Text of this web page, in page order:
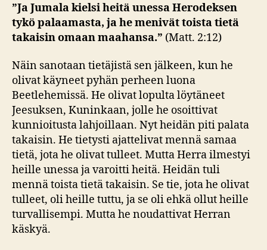
”Ja Jumala kielsi heitä unessa Herodeksen
tykö palaamasta, ja he menivät toista tietä
takaisin omaan maahansa.” (Matt. 2:12)
Näin sanotaan tietäjistä sen jälkeen, kun he
olivat käyneet pyhän perheen luona
Beetlehemissä. He olivat lopulta löytäneet
Jeesuksen, Kuninkaan, jolle he osoittivat
kunnioitusta lahjoillaan. Nyt heidän piti palata
takaisin. He tietysti ajattelivat mennä samaa
tietä, jota he olivat tulleet. Mutta Herra ilmestyi
heille unessa ja varoitti heitä. Heidän tuli
mennä toista tietä takaisin. Se tie, jota he olivat
tulleet, oli heille tuttu, ja se oli ehkä ollut heille
turvallisempi. Mutta he noudattivat Herran
käskyä.